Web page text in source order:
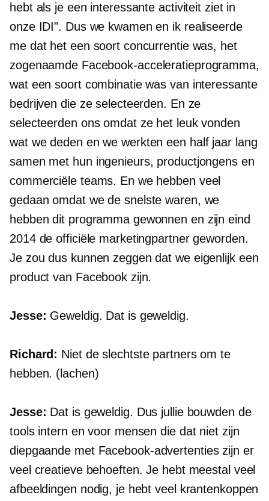
hebt als je een interessante activiteit ziet in
onze IDI”. Dus we kwamen en ik realiseerde
me dat het een soort concurrentie was, het
zogenaamde Facebook-acceleratieprogramma,
wat een soort combinatie was van interessante
bedrijven die ze selecteerden. En ze
selecteerden ons omdat ze het leuk vonden
wat we deden en we werkten een half jaar lang
samen met hun ingenieurs, productjongens en
commerciële teams. En we hebben veel
gedaan omdat we de snelste waren, we
hebben dit programma gewonnen en zijn eind
2014 de officiële marketingpartner geworden.
Je zou dus kunnen zeggen dat we eigenlijk een
product van Facebook zijn.
Jesse: Geweldig. Dat is geweldig.
Richard: Niet de slechtste partners om te
hebben. (lachen)
Jesse: Dat is geweldig. Dus jullie bouwden de
tools intern en voor mensen die dat niet zijn
diepgaande met Facebook-advertenties zijn er
veel creatieve behoeften. Je hebt meestal veel
afbeeldingen nodig, je hebt veel krantenkoppen